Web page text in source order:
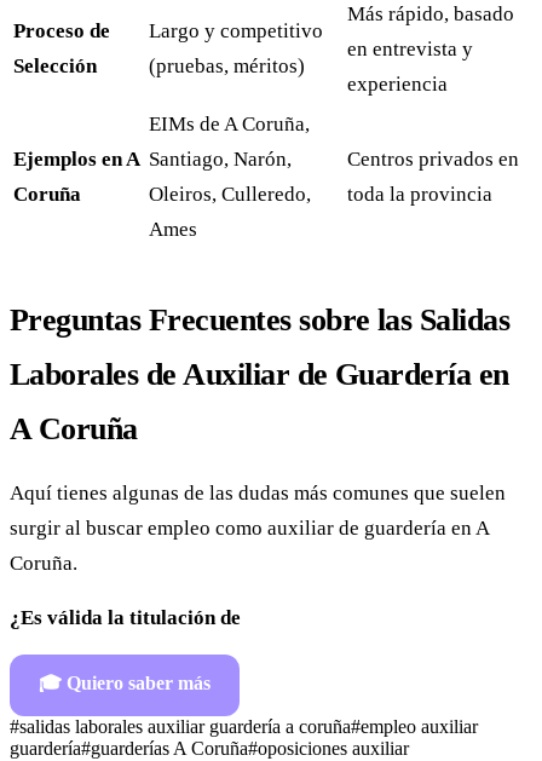
Proceso de
Selección
Largo y competitivo
(pruebas, méritos)
Más rápido, basado
en entrevista y
experiencia
Ejemplos en A
Coruña
EIMs de A Coruña,
Santiago, Narón,
Oleiros, Culleredo,
Ames
Centros privados en
toda la provincia
Preguntas Frecuentes sobre las Salidas
Laborales de Auxiliar de Guardería en
A Coruña
Aquí tienes algunas de las dudas más comunes que suelen
surgir al buscar empleo como auxiliar de guardería en A
Coruña.
¿Es válida la titulación de
🎓 Quiero saber más
#salidas laborales auxiliar guardería a coruña#empleo auxiliar
guardería#guarderías A Coruña#oposiciones auxiliar